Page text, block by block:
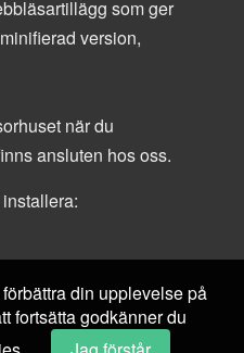
som ger
version,
när du
ansluten hos oss.
din upplevelse på
fortsätta godkänner du